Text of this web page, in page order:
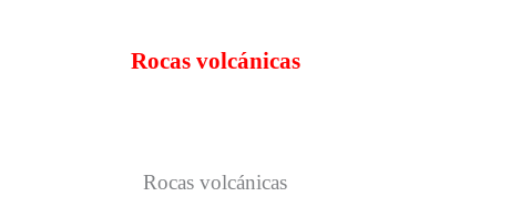
Rocas volcánicas
Rocas volcánicas